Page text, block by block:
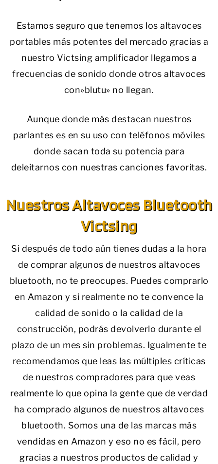
Estamos seguro que tenemos los altavoces
portables más potentes del mercado gracias a
nuestro Victsing amplificador llegamos a
frecuencias de sonido donde otros altavoces
con»blutu» no llegan.
Aunque donde más destacan nuestros
parlantes es en su uso con teléfonos móviles
donde sacan toda su potencia para
deleitarnos con nuestras canciones favoritas.
Nuestros Altavoces Bluetooth
Victsing
Si después de todo aún tienes dudas a la hora
de comprar algunos de nuestros altavoces
bluetooth, no te preocupes. Puedes comprarlo
en Amazon y si realmente no te convence la
calidad de sonido o la calidad de la
construcción, podrás devolverlo durante el
plazo de un mes sin problemas. Igualmente te
recomendamos que leas las múltiples críticas
de nuestros compradores para que veas
realmente lo que opina la gente que de verdad
ha comprado algunos de nuestros altavoces
bluetooth. Somos una de las marcas más
vendidas en Amazon y eso no es fácil, pero
gracias a nuestros productos de calidad y